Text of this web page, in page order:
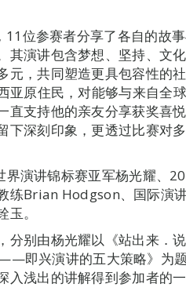
位参赛者分享了各自的故
演讲包含梦想、坚持、文
元，共同塑造更具包容性的
原住民，对能够与来自全
直支持他的亲友分享获奖喜
下深刻印象，更透过比赛对
演讲锦标赛亚军杨光耀、
练Brian Hodgson、国际演
。
分别由杨光耀以《站出来．
即兴演讲的五大策略》为
浅出的讲解得到参加者的一